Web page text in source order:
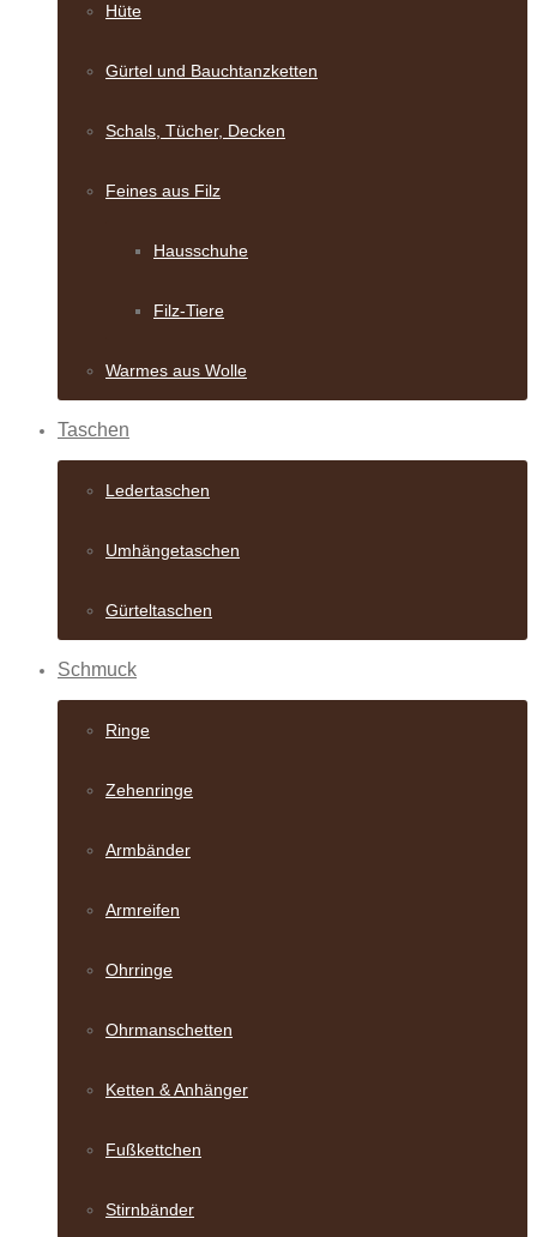
Hüte
Gürtel und Bauch­tanzketten
Schals, Tücher, Decken
Feines aus Filz
Hausschuhe
Filz-Tiere
Warmes aus Wolle
Taschen
Ledertaschen
Umhängetaschen
Gürteltaschen
Schmuck
Ringe
Zehenringe
Armbänder
Armreifen
Ohrringe
Ohrmanschetten
Ketten & Anhänger
Fußkettchen
Stirnbänder